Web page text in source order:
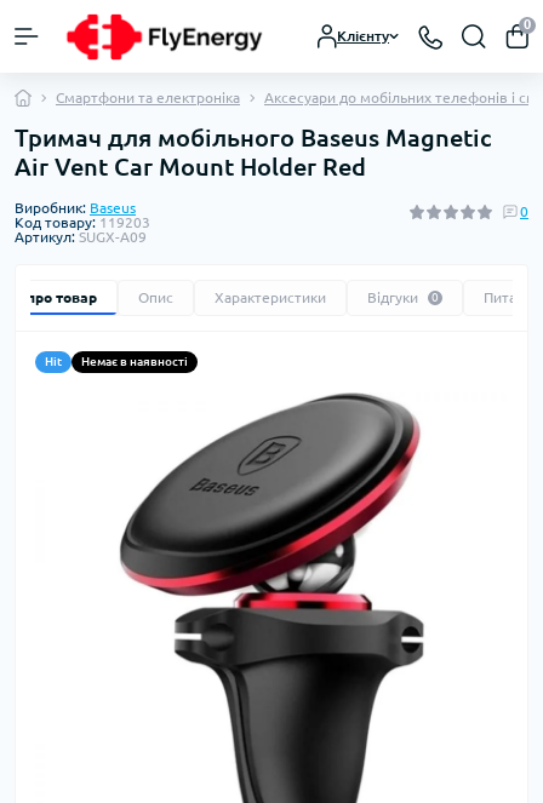
Клієнту
0
Смартфони та електроніка Аксесуари до мобільних телефонів і
Тримач для мобiльного Baseus Magnetic
Air Vent Car Mount Holder Red
Виробник: Baseus
Код товару: 119203
Артикул: SUGX-A09
0
про товар Опис Характеристики Відгуки 0 Питання
Hit Немає в наявності